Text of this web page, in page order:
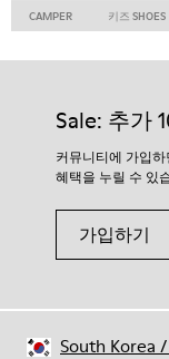
CAMPER 키즈 SHOES
Sale: 추가
커뮤니티에 가입
혜택을 누릴 수 있
가입하기
South Korea /